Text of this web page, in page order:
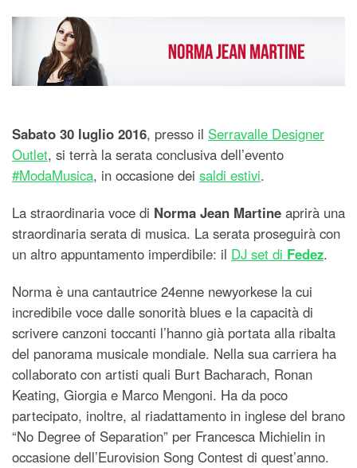
Sabato 30 luglio 2016, presso il Serravalle Designer
Outlet, si terrà la serata conclusiva dell’evento
#ModaMusica, in occasione dei saldi estivi.
La straordinaria voce di Norma Jean Martine aprirà una
straordinaria serata di musica. La serata proseguirà con
un altro appuntamento imperdibile: il DJ set di Fedez.
Norma è una cantautrice 24enne newyorkese la cui
incredibile voce dalle sonorità blues e la capacità di
scrivere canzoni toccanti l’hanno già portata alla ribalta
del panorama musicale mondiale. Nella sua carriera ha
collaborato con artisti quali Burt Bacharach, Ronan
Keating, Giorgia e Marco Mengoni. Ha da poco
partecipato, inoltre, al riadattamento in inglese del brano
“No Degree of Separation” per Francesca Michielin in
occasione dell’Eurovision Song Contest di quest’anno.